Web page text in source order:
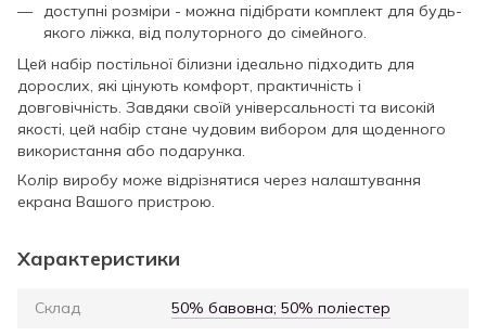
доступні розміри - можна підібрати комплект для будь-
якого ліжка, від полуторного до сімейного.
Цей набір постільної білизни ідеально підходить для
дорослих, які цінують комфорт, практичність і
довговічність. Завдяки своїй універсальності та високій
якості, цей набір стане чудовим вибором для щоденного
використання або подарунка.
Колір виробу може відрізнятися через налаштування
екрана Вашого пристрою.
Характеристики
Склад 50% бавовна; 50% поліестер